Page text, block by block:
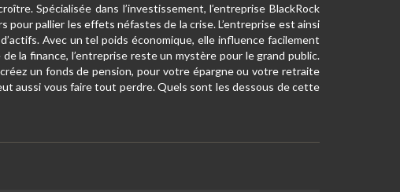
Spécialisée dans l’investissement, l’entreprise BlackRock
pallier les effets néfastes de la crise. L’entreprise est ainsi
Avec un tel poids économique, elle influence facilement
la finance, l’entreprise reste un mystère pour le grand public.
un fonds de pension, pour votre épargne ou votre retraite
aussi vous faire tout perdre. Quels sont les dessous de cette